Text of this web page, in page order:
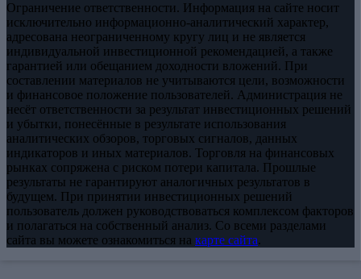
Ограничение ответственности. Информация на сайте носит
исключительно информационно-аналитический характер,
адресована неограниченному кругу лиц и не является
индивидуальной инвестиционной рекомендацией, а также
гарантией или обещанием доходности вложений. При
составлении материалов не учитываются цели, возможности
и финансовое положение пользователей. Администрация не
несёт ответственности за результат инвестиционных решений
и убытки, понесённые в результате использования
аналитических обзоров, торговых сигналов, данных
индикаторов и иных материалов. Торговля на финансовых
рынках сопряжена с риском потери капитала. Прошлые
результаты не гарантируют аналогичных результатов в
будущем. При принятии инвестиционных решений
пользователь должен руководствоваться комплексом факторов
и полагаться на собственный анализ. Со всеми разделами
сайта вы можете ознакомиться на карте сайта.